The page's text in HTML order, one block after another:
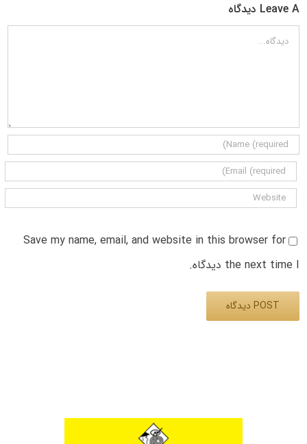
Leave A دیدگاه
دیدگاه
Save my name, email, and website in this browser for
the next time I دیدگاه.